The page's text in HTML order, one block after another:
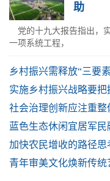
助
党的十九大报告指出，
一项系统工程，
乡村振兴需释放“三要
实施乡村振兴战略要把
社会治理创新应注重整
蓝色生态休闲宜居军民
加快农民增收的路径思
青年审美文化焕新传统